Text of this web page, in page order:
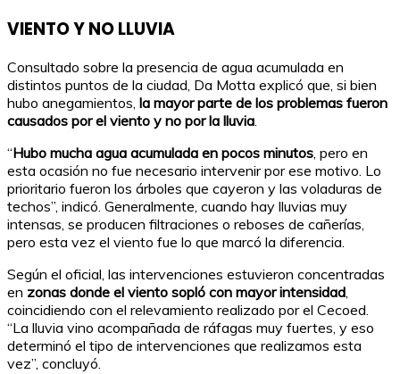
VIENTO Y NO LLUVIA
Consultado sobre la presencia de agua acumulada en
distintos puntos de la ciudad, Da Motta explicó que, si bien
hubo anegamientos, la mayor parte de los problemas fueron
causados por el viento y no por la lluvia.
“Hubo mucha agua acumulada en pocos minutos, pero en
esta ocasión no fue necesario intervenir por ese motivo. Lo
prioritario fueron los árboles que cayeron y las voladuras de
techos”, indicó. Generalmente, cuando hay lluvias muy
intensas, se producen filtraciones o reboses de cañerías,
pero esta vez el viento fue lo que marcó la diferencia.
Según el oficial, las intervenciones estuvieron concentradas
en zonas donde el viento sopló con mayor intensidad,
coincidiendo con el relevamiento realizado por el Cecoed.
“La lluvia vino acompañada de ráfagas muy fuertes, y eso
determinó el tipo de intervenciones que realizamos esta
vez”, concluyó.